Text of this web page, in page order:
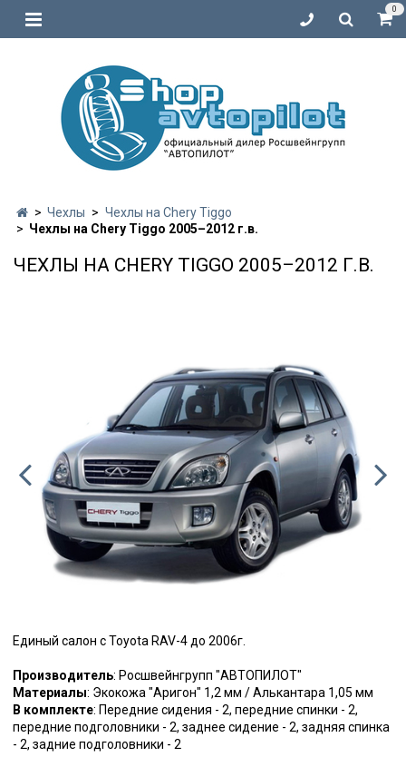
0
Чехлы
Чехлы на Chery Tiggo
Чехлы на Chery Tiggo 2005–2012 г.в.
ЧЕХЛЫ НА CHERY TIGGO 2005–2012 Г.В.
Единый салон с Toyota RAV-4 до 2006г.
Производитель: Росшвейнгрупп "АВТОПИЛОТ"
Материалы: Экокожа "Аригон" 1,2 мм / Алькантара 1,05 мм
В комплекте: Передние сидения - 2, передние спинки - 2,
передние подголовники - 2, заднее сидение - 2, задняя спинка
- 2, задние подголовники - 2